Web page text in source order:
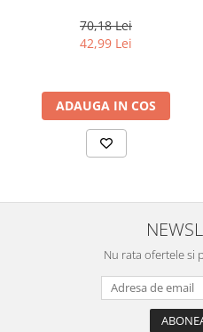
70,18 Lei
42,99 Lei
ADAUGA IN COS
Nu rata ofertele si